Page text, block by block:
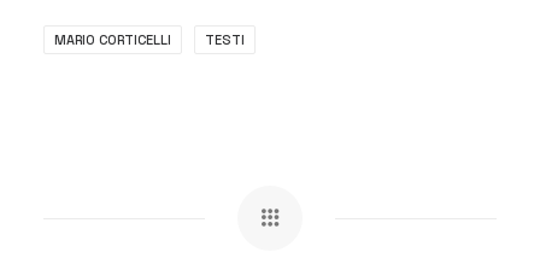
MARIO CORTICELLI TESTI